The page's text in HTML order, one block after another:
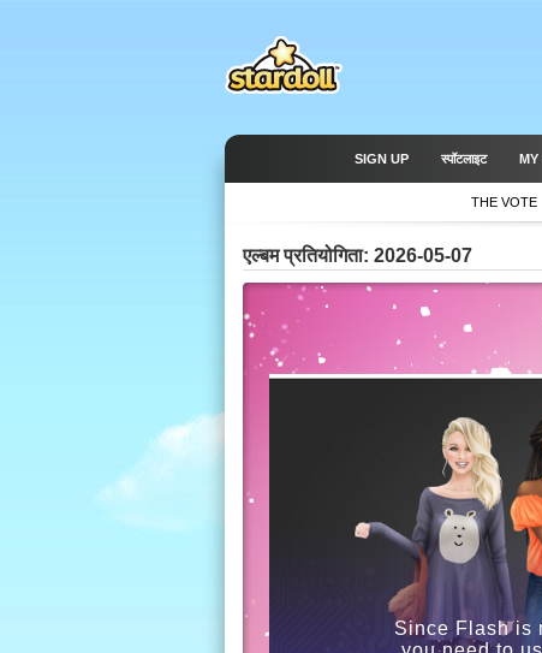
SIGN UP स्पॉटलाइट MY
THE VOTE
एल्बम प्रतियोगिता: 2026-05-07
Since Flash is